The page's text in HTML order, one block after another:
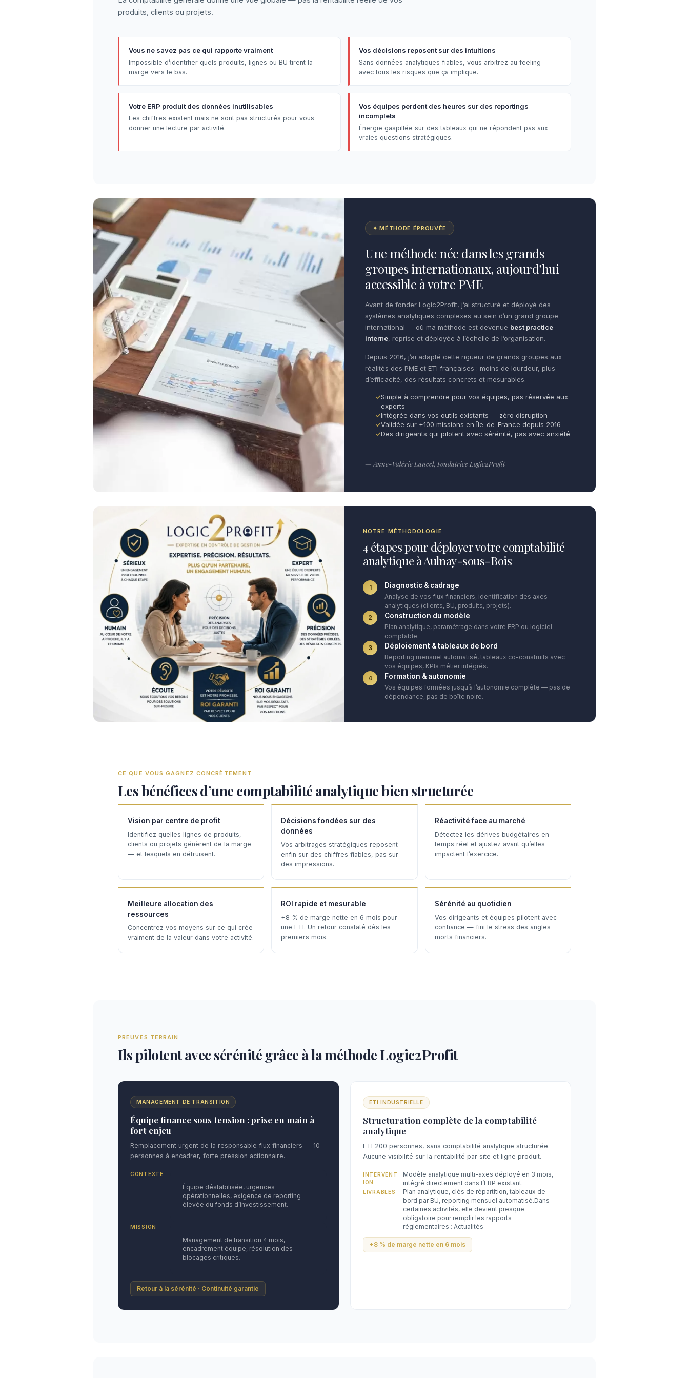
produits, clients ou projets.
Vous ne savez pas ce qui rapporte vraiment
Impossible d’identifier quels produits, lignes ou BU tirent la
marge vers le bas.
Vos décisions reposent sur des intuitions
Sans données analytiques fiables, vous arbitrez au feeling —
avec tous les risques que ça implique.
Votre ERP produit des données inutilisables
Les chiffres existent mais ne sont pas structurés pour vous
donner une lecture par activité.
Vos équipes perdent des heures sur des reportings
incomplets
Énergie gaspillée sur des tableaux qui ne répondent pas aux
vraies questions stratégiques.
✦ MÉTHODE ÉPROUVÉE
Une méthode née dans les grands
groupes internationaux, aujourd’hui
accessible à votre PME
Avant de fonder Logic2Profit, j’ai structuré et déployé des
systèmes analytiques complexes au sein d’un grand groupe
international — où ma méthode est devenue best practice
interne, reprise et déployée à l’échelle de l’organisation.
Depuis 2016, j’ai adapté cette rigueur de grands groupes aux
réalités des PME et ETI françaises : moins de lourdeur, plus
d’efficacité, des résultats concrets et mesurables.
Simple à comprendre pour vos équipes, pas réservée aux
experts
Intégrée dans vos outils existants — zéro disruption
Validée sur +100 missions en Île-de-France depuis 2016
Des dirigeants qui pilotent avec sérénité, pas avec anxiété
— Anne-Valérie Lancel, Fondatrice Logic2Profit
NOTRE MÉTHODOLOGIE
4 étapes pour déployer votre comptabilité
analytique à Aulnay-sous-Bois
1 Diagnostic & cadrage
Analyse de vos flux financiers, identification des axes
analytiques (clients, BU, produits, projets).
2
Construction du modèle
Plan analytique, paramétrage dans votre ERP ou logiciel
comptable.
3
Déploiement & tableaux de bord
Reporting mensuel automatisé, tableaux co-construits avec
vos équipes, KPIs métier intégrés.
4
Formation & autonomie
Vos équipes formées jusqu’à l’autonomie complète — pas de
dépendance, pas de boîte noire.
CE QUE VOUS GAGNEZ CONCRÈTEMENT
Les bénéfices d’une comptabilité analytique bien structurée
Vision par centre de profit
Identifiez quelles lignes de produits,
clients ou projets génèrent de la marge
— et lesquels en détruisent.
Décisions fondées sur des
données
Vos arbitrages stratégiques reposent
enfin sur des chiffres fiables, pas sur
des impressions.
Réactivité face au marché
Détectez les dérives budgétaires en
temps réel et ajustez avant qu’elles
impactent l’exercice.
Meilleure allocation des
ressources
Concentrez vos moyens sur ce qui crée
vraiment de la valeur dans votre activité.
ROI rapide et mesurable
+8 % de marge nette en 6 mois pour
une ETI. Un retour constaté dès les
premiers mois.
Sérénité au quotidien
Vos dirigeants et équipes pilotent avec
confiance — fini le stress des angles
morts financiers.
PREUVES TERRAIN
Ils pilotent avec sérénité grâce à la méthode Logic2Profit
MANAGEMENT DE TRANSITION
Équipe finance sous tension : prise en main à
fort enjeu
Remplacement urgent de la responsable flux financiers — 10
personnes à encadrer, forte pression actionnaire.
CONTEXTE
Équipe déstabilisée, urgences
opérationnelles, exigence de reporting
élevée du fonds d’investissement.
MISSION
Management de transition 4 mois,
encadrement équipe, résolution des
blocages critiques.
Retour à la sérénité · Continuité garantie
ETI INDUSTRIELLE
Structuration complète de la comptabilité
analytique
ETI 200 personnes, sans comptabilité analytique structurée.
Aucune visibilité sur la rentabilité par site et ligne produit.
INTERVENT
ION
Modèle analytique multi-axes déployé en 3 mois,
intégré directement dans l’ERP existant.
LIVRABLES
Plan analytique, clés de répartition, tableaux de
bord par BU, reporting mensuel automatisé.Dans
certaines activités, elle devient presque
obligatoire pour remplir les rapports
réglementaires : Actualités
+8 % de marge nette en 6 mois